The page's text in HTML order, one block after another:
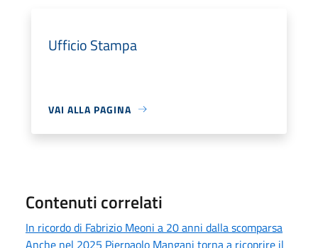
Ufficio Stampa
VAI ALLA PAGINA
Contenuti correlati
In ricordo di Fabrizio Meoni a 20 anni dalla scomparsa
Anche nel 2025 Pierpaolo Mangani torna a ricoprire il